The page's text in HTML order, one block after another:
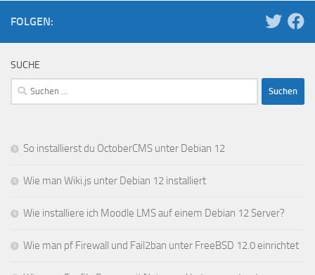
FOLGEN:
SUCHE
Suchen
nach:
So installierst du OctoberCMS unter Debian 12
Wie man Wiki.js unter Debian 12 installiert
Wie installiere ich Moodle LMS auf einem Debian 12 Server?
Wie man pf Firewall und Fail2ban unter FreeBSD 12.0 einrichtet